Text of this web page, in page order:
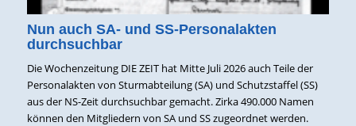
Nun auch SA- und SS-Personalakten
durchsuchbar
Die Wochenzeitung DIE ZEIT hat Mitte Juli 2026 auch Teile der
Personalakten von Sturmabteilung (SA) und Schutzstaffel (SS)
aus der NS-Zeit durchsuchbar gemacht. Zirka 490.000 Namen
können den Mitgliedern von SA und SS zugeordnet werden.